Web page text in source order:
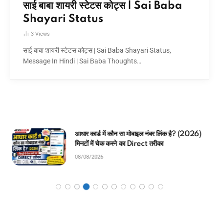
साई बाबा शायरी स्टेटस कोट्स | Sai Baba
Shayari Status
3 Views
साई बाबा शायरी स्टेटस कोट्स | Sai Baba Shayari Status,
Message In Hindi | Sai Baba Thoughts…
आधार कार्ड में कौन सा मोबाइल नंबर लिंक है? (2026)
मिनटों में चेक करने का Direct तरीका
08/08/2026